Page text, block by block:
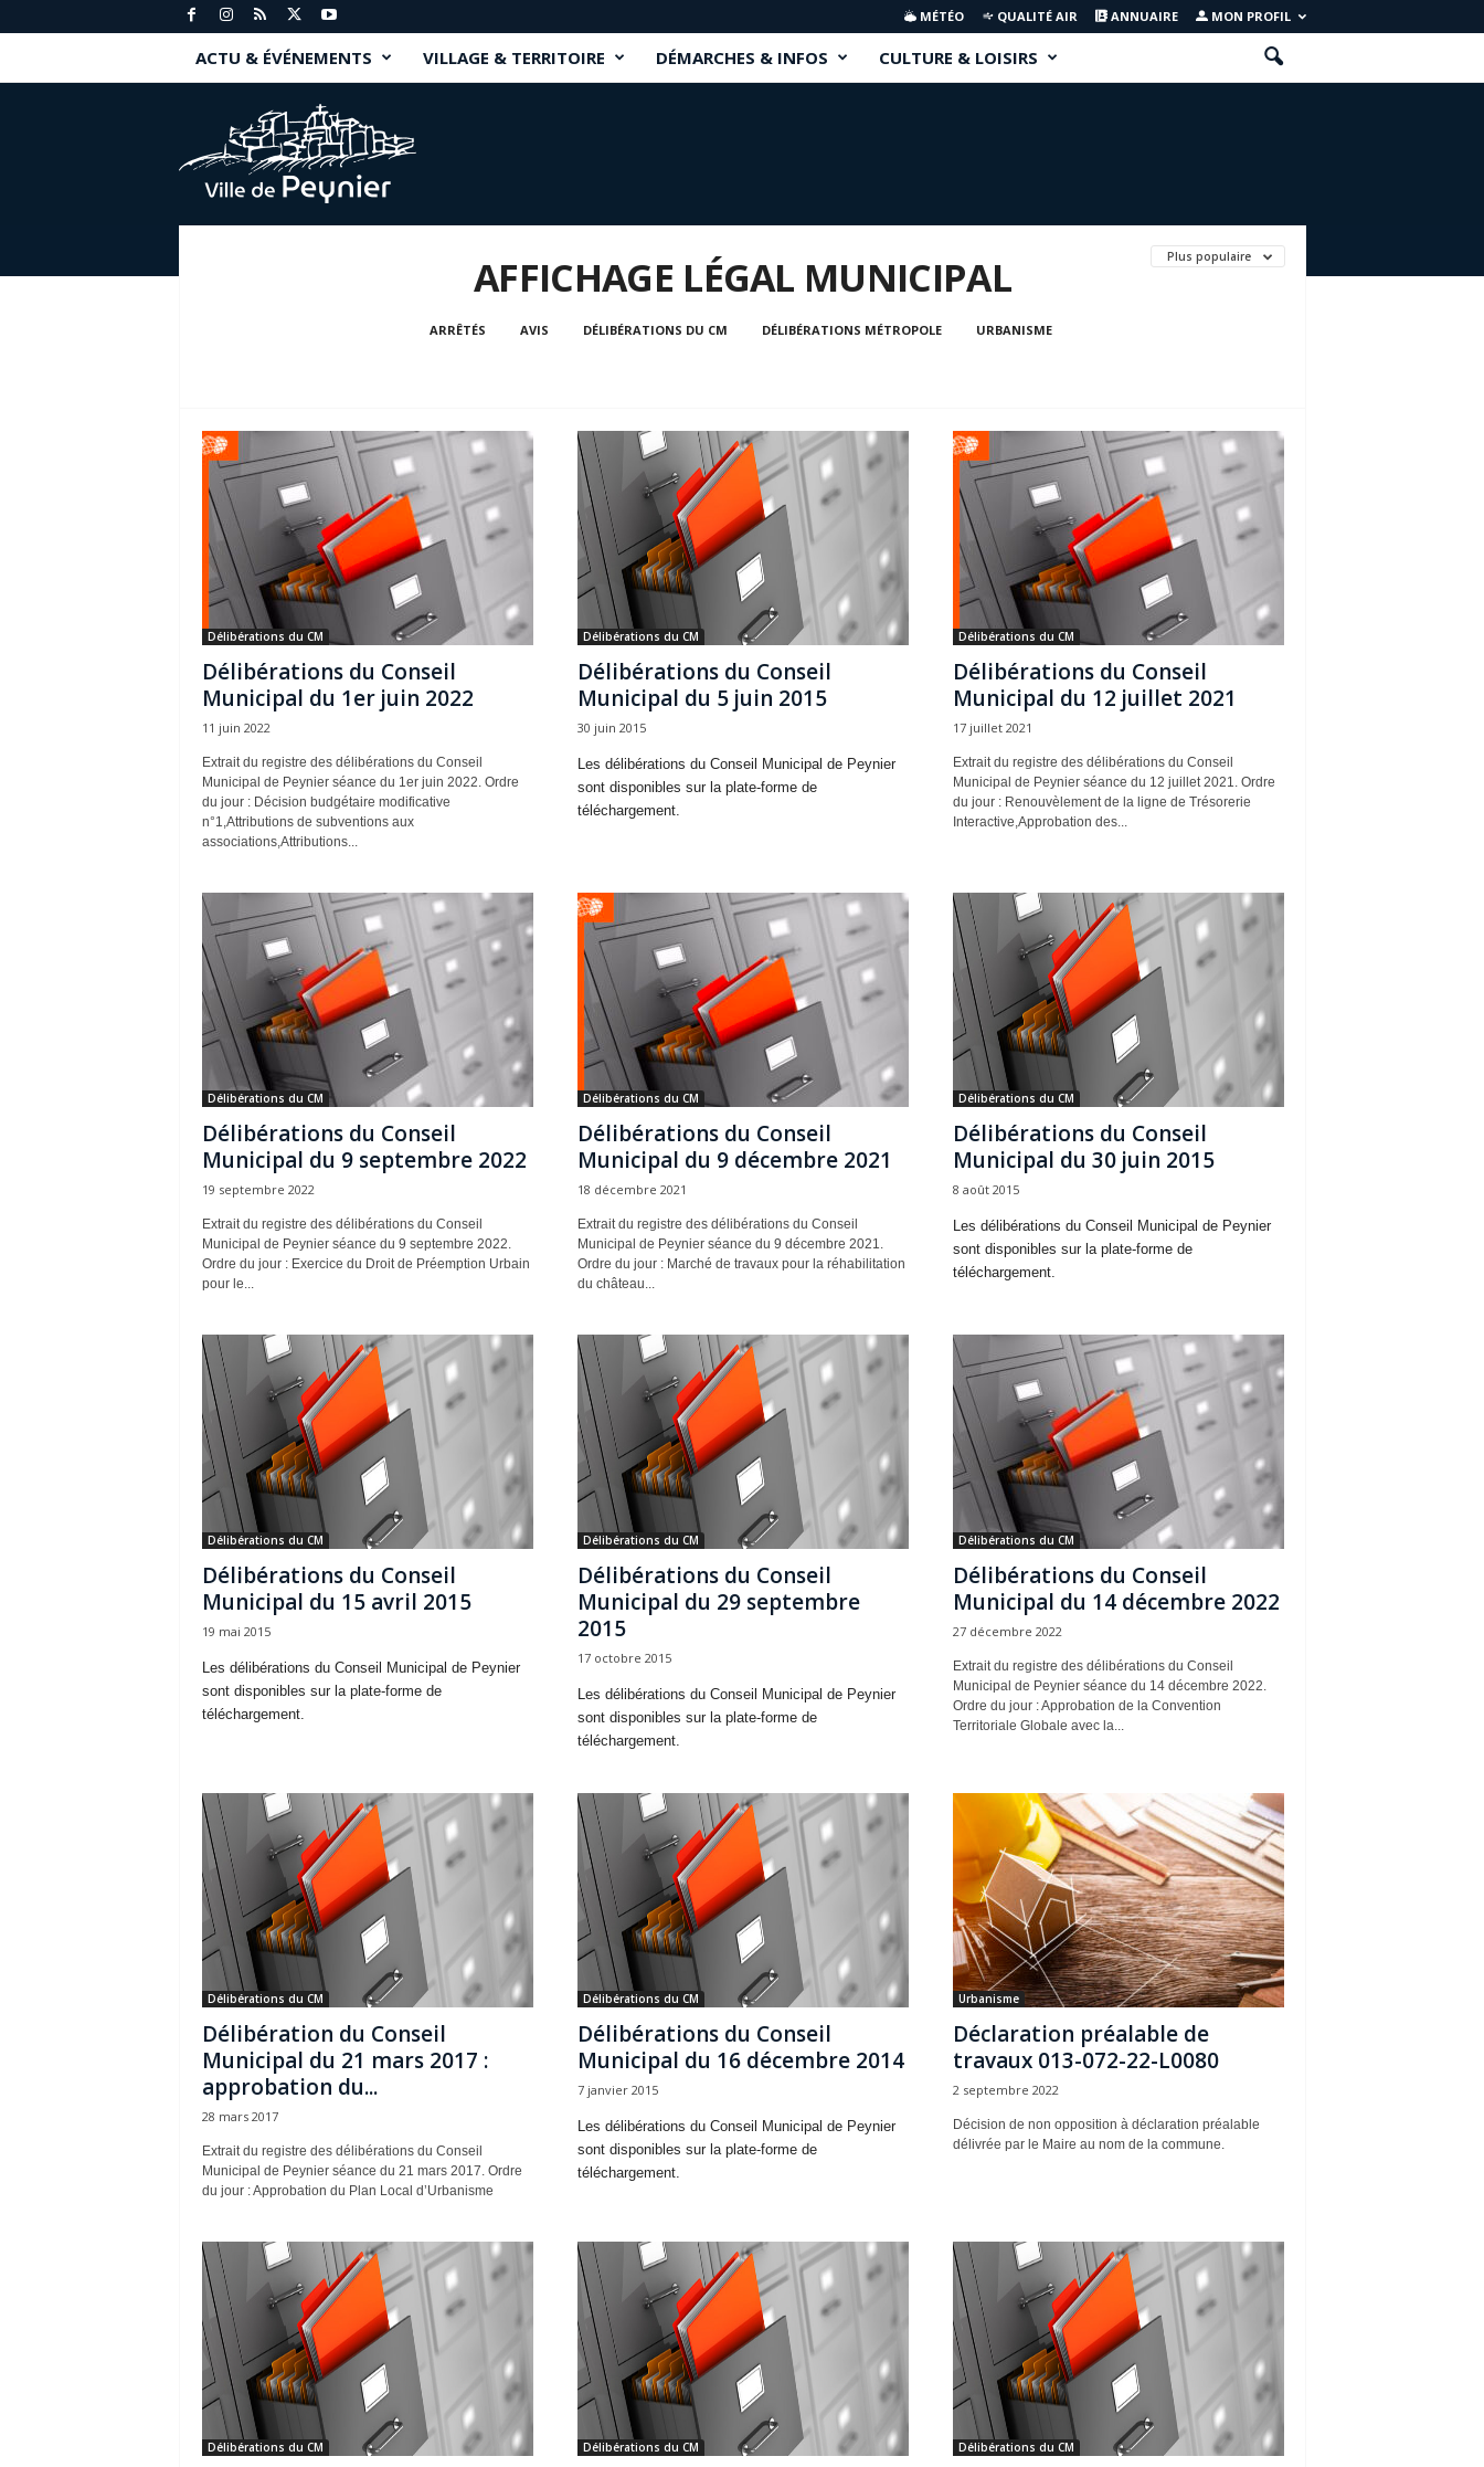
MÉTÉO QUALITÉ AIR ANNUAIRE MON PROFIL
ACTU & ÉVÉNEMENTS VILLAGE & TERRITOIRE DÉMARCHES & INFOS CULTURE & LOISIRS
n
Plus populaire
AFFICHAGE LÉGAL MUNICIPAL
ARRÊTÉS AVIS DÉLIBÉRATIONS DU CM DÉLIBÉRATIONS MÉTROPOLE URBANISME
Délibérations du CM
Délibérations du Conseil
Municipal du 1er juin 2022
11 juin 2022
Extrait du registre des délibérations du Conseil
Municipal de Peynier séance du 1er juin 2022. Ordre
du jour : Décision budgétaire modificative
n°1,Attributions de subventions aux
associations,Attributions...
Délibérations du CM
Délibérations du Conseil
Municipal du 5 juin 2015
30 juin 2015
Les délibérations du Conseil Municipal de Peynier
sont disponibles sur la plate-forme de
téléchargement.
Délibérations du CM
Délibérations du Conseil
Municipal du 12 juillet 2021
17 juillet 2021
Extrait du registre des délibérations du Conseil
Municipal de Peynier séance du 12 juillet 2021. Ordre
du jour : Renouvèlement de la ligne de Trésorerie
Interactive,Approbation des...
Délibérations du CM
Délibérations du Conseil
Municipal du 9 septembre 2022
19 septembre 2022
Extrait du registre des délibérations du Conseil
Municipal de Peynier séance du 9 septembre 2022.
Ordre du jour : Exercice du Droit de Préemption Urbain
pour le...
Délibérations du CM
Délibérations du Conseil
Municipal du 9 décembre 2021
18 décembre 2021
Extrait du registre des délibérations du Conseil
Municipal de Peynier séance du 9 décembre 2021.
Ordre du jour : Marché de travaux pour la réhabilitation
du château...
Délibérations du CM
Délibérations du Conseil
Municipal du 30 juin 2015
8 août 2015
Les délibérations du Conseil Municipal de Peynier
sont disponibles sur la plate-forme de
téléchargement.
Délibérations du CM
Délibérations du Conseil
Municipal du 15 avril 2015
19 mai 2015
Les délibérations du Conseil Municipal de Peynier
sont disponibles sur la plate-forme de
téléchargement.
Délibérations du CM
Délibérations du Conseil
Municipal du 29 septembre
2015
17 octobre 2015
Les délibérations du Conseil Municipal de Peynier
sont disponibles sur la plate-forme de
téléchargement.
Délibérations du CM
Délibérations du Conseil
Municipal du 14 décembre 2022
27 décembre 2022
Extrait du registre des délibérations du Conseil
Municipal de Peynier séance du 14 décembre 2022.
Ordre du jour : Approbation de la Convention
Territoriale Globale avec la...
Délibérations du CM
Délibération du Conseil
Municipal du 21 mars 2017 :
approbation du...
28 mars 2017
Extrait du registre des délibérations du Conseil
Municipal de Peynier séance du 21 mars 2017. Ordre
du jour : Approbation du Plan Local d’Urbanisme
Délibérations du CM
Délibérations du Conseil
Municipal du 16 décembre 2014
7 janvier 2015
Les délibérations du Conseil Municipal de Peynier
sont disponibles sur la plate-forme de
téléchargement.
Urbanisme
Déclaration préalable de
travaux 013-072-22-L0080
2 septembre 2022
Décision de non opposition à déclaration préalable
délivrée par le Maire au nom de la commune.
Délibérations du CM Délibérations du CM Délibérations du CM